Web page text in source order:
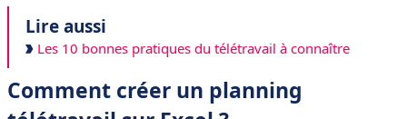
Lire aussi
Les 10 bonnes pratiques du télétravail à connaître
Comment créer un planning